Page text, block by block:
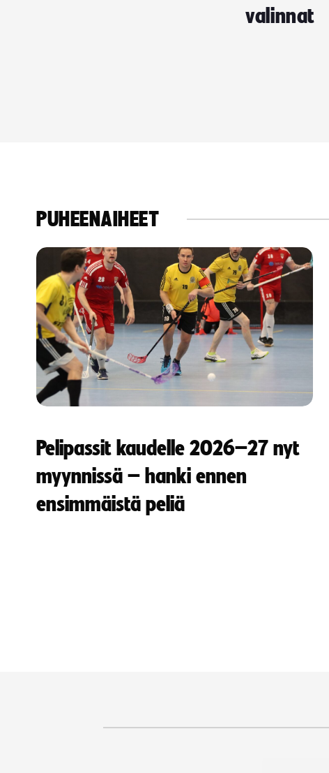
valinnat
PUHEENAIHEET
Pelipassit kaudelle 2026–27 nyt
myynnissä – hanki ennen
ensimmäistä peliä